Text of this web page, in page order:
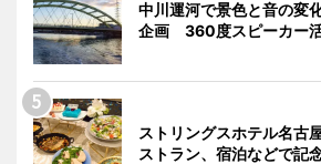
中川運河で景色と音の変
企画 360度スピーカー
ストリングスホテル名
ストラン、宿泊などで記